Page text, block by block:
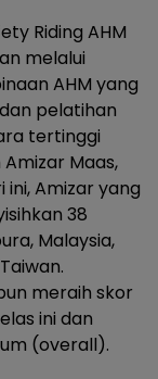
Riding AHM
melalui
AHM yang
pelatihan
tertinggi
Maas,
Amizar yang
38
Malaysia,
meraih skor
ini dan
(overall).